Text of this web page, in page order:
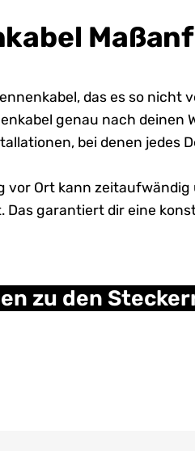
, das es so nicht
genau nach deinen
bei denen jedes
vor Ort kann
Das garantiert dir eine
zu den